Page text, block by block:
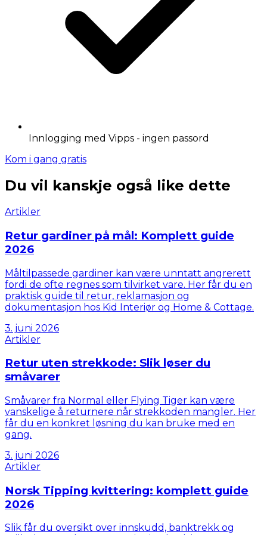
Innlogging med Vipps - ingen passord
Kom i gang gratis
Du vil kanskje også like dette
Artikler
Retur gardiner på mål: Komplett guide
2026
Måltilpassede gardiner kan være unntatt angrerett
fordi de ofte regnes som tilvirket vare. Her får du en
praktisk guide til retur, reklamasjon og
dokumentasjon hos Kid Interiør og Home & Cottage.
3. juni 2026
Artikler
Retur uten strekkode: Slik løser du
småvarer
Småvarer fra Normal eller Flying Tiger kan være
vanskelige å returnere når strekkoden mangler. Her
får du en konkret løsning du kan bruke med en
gang.
3. juni 2026
Artikler
Norsk Tipping kvittering: komplett guide
2026
Slik får du oversikt over innskudd, banktrekk og